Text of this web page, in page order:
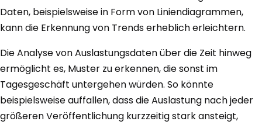
Daten, beispielsweise in Form von Liniendiagrammen,
kann die Erkennung von Trends erheblich erleichtern.
Die Analyse von Auslastungsdaten über die Zeit hinweg
ermöglicht es, Muster zu erkennen, die sonst im
Tagesgeschäft untergehen würden. So könnte
beispielsweise auffallen, dass die Auslastung nach jeder
größeren Veröffentlichung kurzzeitig stark ansteigt,